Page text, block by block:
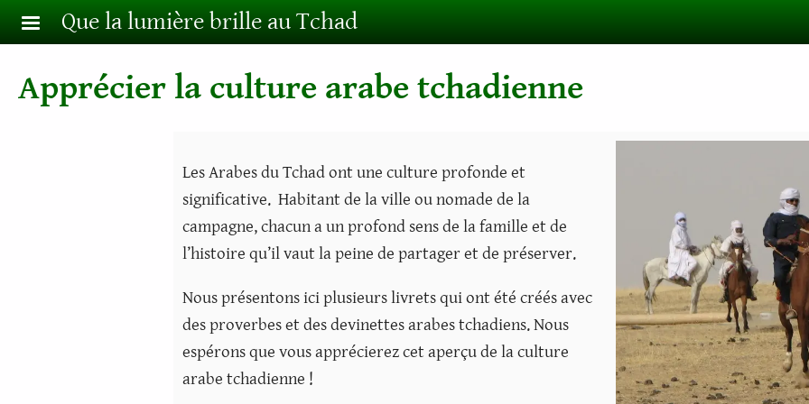
Aller au contenu principal
Que la lumière brille au Tchad
Apprécier la culture arabe tchadienne
Les Arabes du Tchad ont une culture profonde et
significative. Habitant de la ville ou nomade de la
campagne, chacun a un profond sens de la famille et de
l’histoire qu’il vaut la peine de partager et de préserver.
Nous présentons ici plusieurs livrets qui ont été créés avec
des proverbes et des devinettes arabes tchadiens. Nous
espérons que vous apprécierez cet aperçu de la culture
arabe tchadienne !